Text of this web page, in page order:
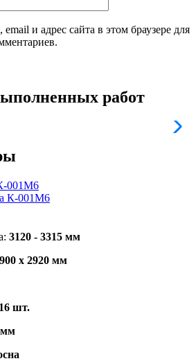
и адрес сайта в этом браузере для
работ
001М6
3120 - 3315 мм
900 х 2920 мм
16 шт.
мм